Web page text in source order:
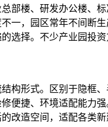
部楼、研发办公楼、
一，园区常年不间断
选择。不少产业园投
构形式。区别于隐框、
便捷、环境适配能力
改造空间，适配各类